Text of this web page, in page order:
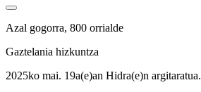
Azal gogorra, 800 orrialde
Gaztelania hizkuntza
2025ko mai. 19a(e)an Hidra(e)n argitaratua.